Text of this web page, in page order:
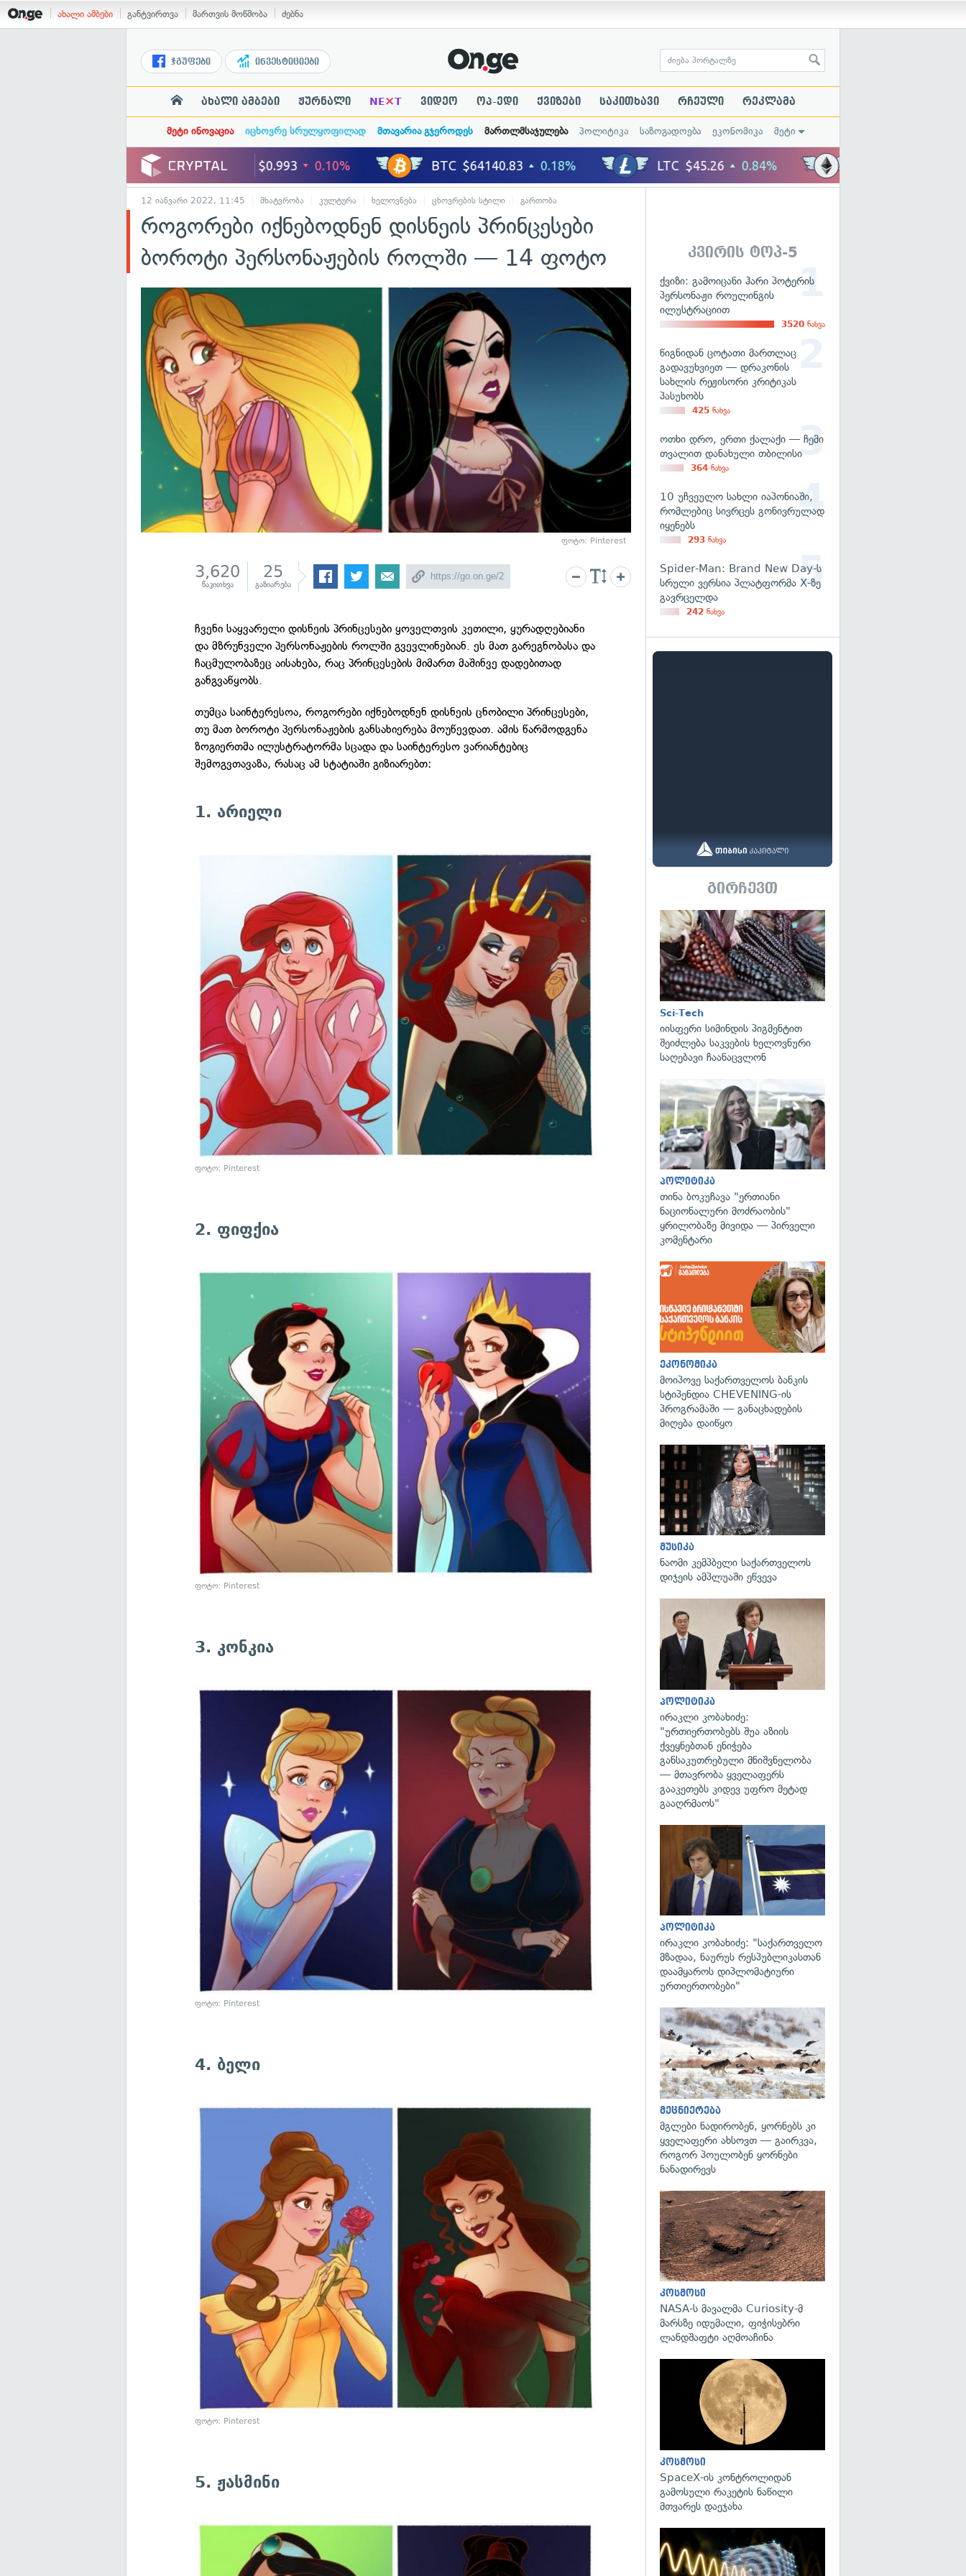
ახალი ამბები განტვირთვა მართვის მოწმობა ძებნა
ჯგუფები ინვესტიციები
ახალი ამბები ჟურნალი NE×T ვიდეო ოპ-ედი ქვიზები საკითხავი რჩეული რეკლამა
მეტი ინოვაცია იცხოვრე სრულყოფილად მთავარია გჯეროდეს მართლმსაჯულება პოლიტიკა საზოგადოება ეკონომიკა მეტი
12 იანვარი 2022, 11:45 მხატვრობა კულტურა ხელოვნება ცხოვრების სტილი გართობა
როგორები იქნებოდნენ დისნეის პრინცესები
ბოროტი პერსონაჟების როლში — 14 ფოტო
ფოტო: Pinterest
3,620
წაკითხვა
25
გაზიარება
ჩვენი საყვარელი დისნეის პრინცესები ყოველთვის კეთილი, ყურადღებიანი
და მზრუნველი პერსონაჟების როლში გვევლინებიან. ეს მათ გარეგნობასა და
ჩაცმულობაზეც აისახება, რაც პრინცესების მიმართ მაშინვე დადებითად
განგვაწყობს.
თუმცა საინტერესოა, როგორები იქნებოდნენ დისნეის ცნობილი პრინცესები,
თუ მათ ბოროტი პერსონაჟების განსახიერება მოუწევდათ. ამის წარმოდგენა
ზოგიერთმა ილუსტრატორმა სცადა და საინტერესო ვარიანტებიც
შემოგვთავაზა, რასაც ამ სტატიაში გიზიარებთ:
1. არიელი
ფოტო: Pinterest
2. ფიფქია
ფოტო: Pinterest
3. კონკია
ფოტო: Pinterest
4. ბელი
ფოტო: Pinterest
5. ჟასმინი
კვირის ტოპ-5
ქვიზი: გამოიცანი ჰარი პოტერის
პერსონაჟი როულინგის
ილუსტრაციით
3520 ნახვა
წიგნიდან ცოტათი მართლაც
გადავუხვიეთ — დრაკონის
სახლის რეჟისორი კრიტიკას
პასუხობს
425 ნახვა
ოთხი დრო, ერთი ქალაქი — ჩემი
თვალით დანახული თბილისი
364 ნახვა
10 უჩვეულო სახლი იაპონიაში,
რომლებიც სივრცეს გონივრულად
იყენებს
293 ნახვა
Spider-Man: Brand New Day-ს
სრული ვერსია პლატფორმა X-ზე
გავრცელდა
242 ნახვა
გირჩევთ
Sci-Tech
იისფერი სიმინდის პიგმენტით
შეიძლება საკვების ხელოვნური
საღებავი ჩაანაცვლონ
პოლიტიკა
თინა ბოკუჩავა "ერთიანი
ნაციონალური მოძრაობის"
ყრილობაზე მივიდა — პირველი
კომენტარი
ეკონომიკა
მოიპოვე საქართველოს ბანკის
სტიპენდია CHEVENING-ის
პროგრამაში — განაცხადების
მიღება დაიწყო
მუსიკა
ნაომი კემპბელი საქართველოს
დიჯეის ამპლუაში ეწვევა
პოლიტიკა
ირაკლი კობახიძე:
"ურთიერთობებს შუა აზიის
ქვეყნებთან ენიჭება
განსაკუთრებული მნიშვნელობა
— მთავრობა ყველაფერს
გააკეთებს კიდევ უფრო მეტად
გააღრმაოს"
პოლიტიკა
ირაკლი კობახიძე: "საქართველო
მზადაა, ნაურუს რესპუბლიკასთან
დაამყაროს დიპლომატიური
ურთიერთობები"
მეცნიერება
მგლები ნადირობენ, ყორნებს კი
ყველაფერი ახსოვთ — გაირკვა,
როგორ პოულობენ ყორნები
ნანადირევს
კოსმოსი
NASA-ს მავალმა Curiosity-მ
მარსზე იდუმალი, ფიჭისებრი
ლანდშაფტი აღმოაჩინა
კოსმოსი
SpaceX-ის კონტროლიდან
გამოსული რაკეტის ნაწილი
მთვარეს დაეჯახა